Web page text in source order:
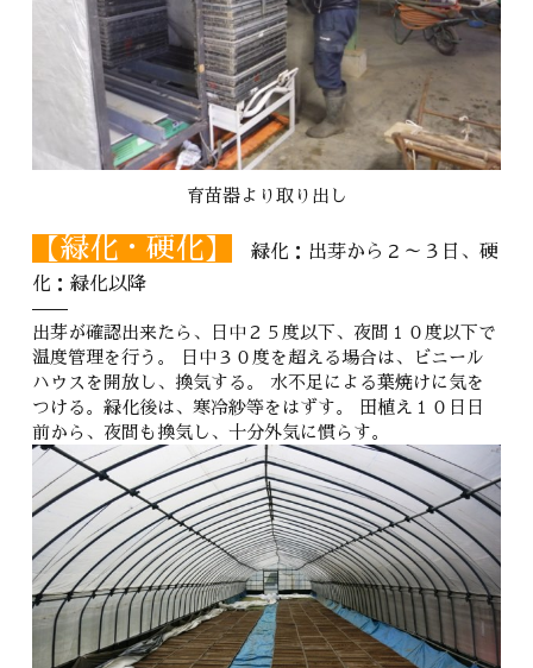
育苗器より取り出し
【緑化・硬化】
緑化：出芽から２～３日、硬
化：緑化以降
出芽が確認出来たら、日中２５度以下、夜間１０度以下で
温度管理を行う。 日中３０度を超える場合は、ビニール
ハウスを開放し、換気する。 水不足による葉焼けに気を
つける。緑化後は、寒冷紗等をはずす。 田植え１０日日
前から、夜間も換気し、十分外気に慣らす。